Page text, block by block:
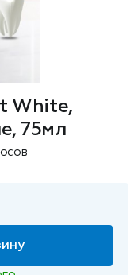
White,
75мл